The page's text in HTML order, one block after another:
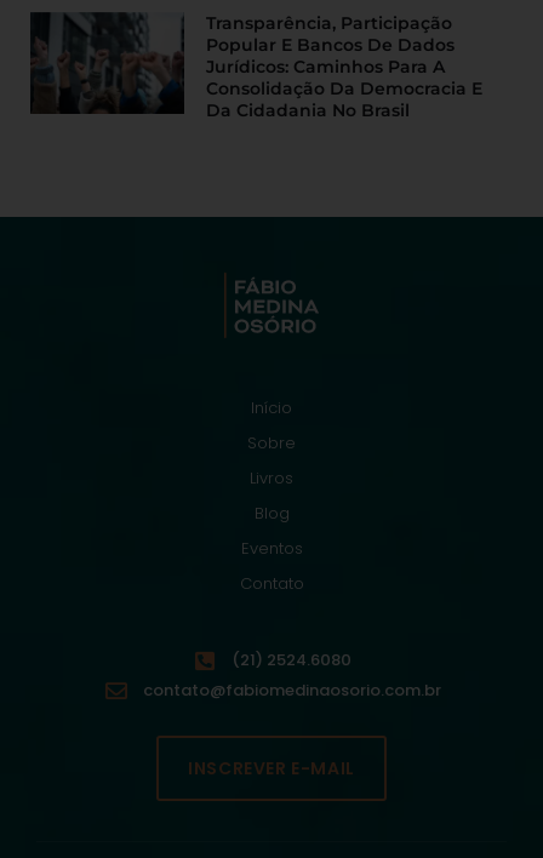
Transparência, Participação
Popular E Bancos De Dados
Jurídicos: Caminhos Para A
Consolidação Da Democracia E
Da Cidadania No Brasil
Início
Sobre
Livros
Blog
Eventos
Contato
(21) 2524.6080
contato@fabiomedinaosorio.com.br
INSCREVER E-MAIL